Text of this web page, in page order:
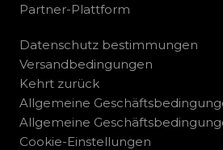
Partner-Plattform
Datenschutz bestimmungen
Versandbedingungen
Kehrt zurück
Allgemeine
Allgemeine
Cookie-Einstellungen